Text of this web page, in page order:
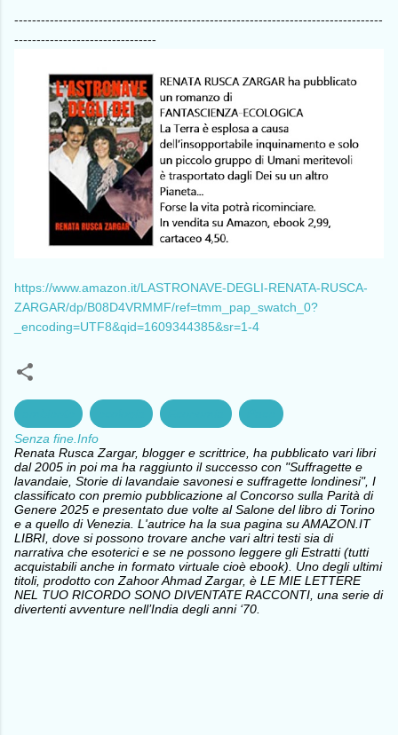
-----------------------------------------------------------------------------------
--------------------------------
https://www.amazon.it/LASTRONAVE-DEGLI-RENATA-RUSCA-
ZARGAR/dp/B08D4VRMMF/ref=tmm_pap_swatch_0?
_encoding=UTF8&qid=1609344385&sr=1-4
Senza fine.Info
Renata Rusca Zargar, blogger e scrittrice, ha pubblicato vari libri
dal 2005 in poi ma ha raggiunto il successo con "Suffragette e
lavandaie, Storie di lavandaie savonesi e suffragette londinesi", I
classificato con premio pubblicazione al Concorso sulla Parità di
Genere 2025 e presentato due volte al Salone del libro di Torino
e a quello di Venezia. L'autrice ha la sua pagina su AMAZON.IT
LIBRI, dove si possono trovare anche vari altri testi sia di
narrativa che esoterici e se ne possono leggere gli Estratti (tutti
acquistabili anche in formato virtuale cioè ebook). Uno degli ultimi
titoli, prodotto con Zahoor Ahmad Zargar, è LE MIE LETTERE
NEL TUO RICORDO SONO DIVENTATE RACCONTI, una serie di
divertenti avventure nell’India degli anni ‘70.